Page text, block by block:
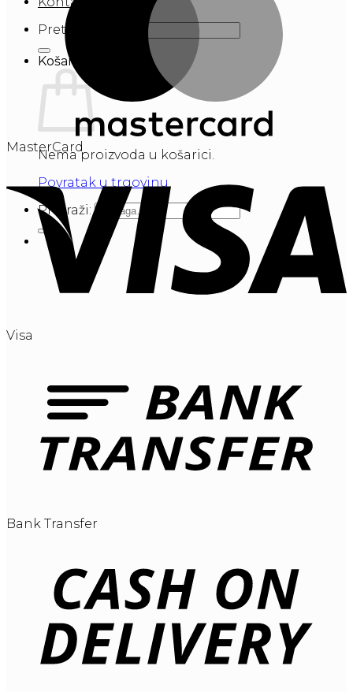
Pretraži:
Košarica
Nema proizvoda u košarici.
Povratak u trgovinu
Pretraži:
MasterCard
Visa
Bank Transfer